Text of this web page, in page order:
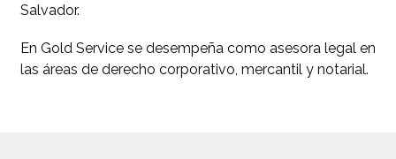
Salvador.
En Gold Service se desempeña como asesora legal en
las áreas de derecho corporativo, mercantil y notarial.